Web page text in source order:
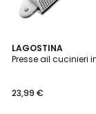
LAGOSTINA
Presse ail cucinieri
23,99 €